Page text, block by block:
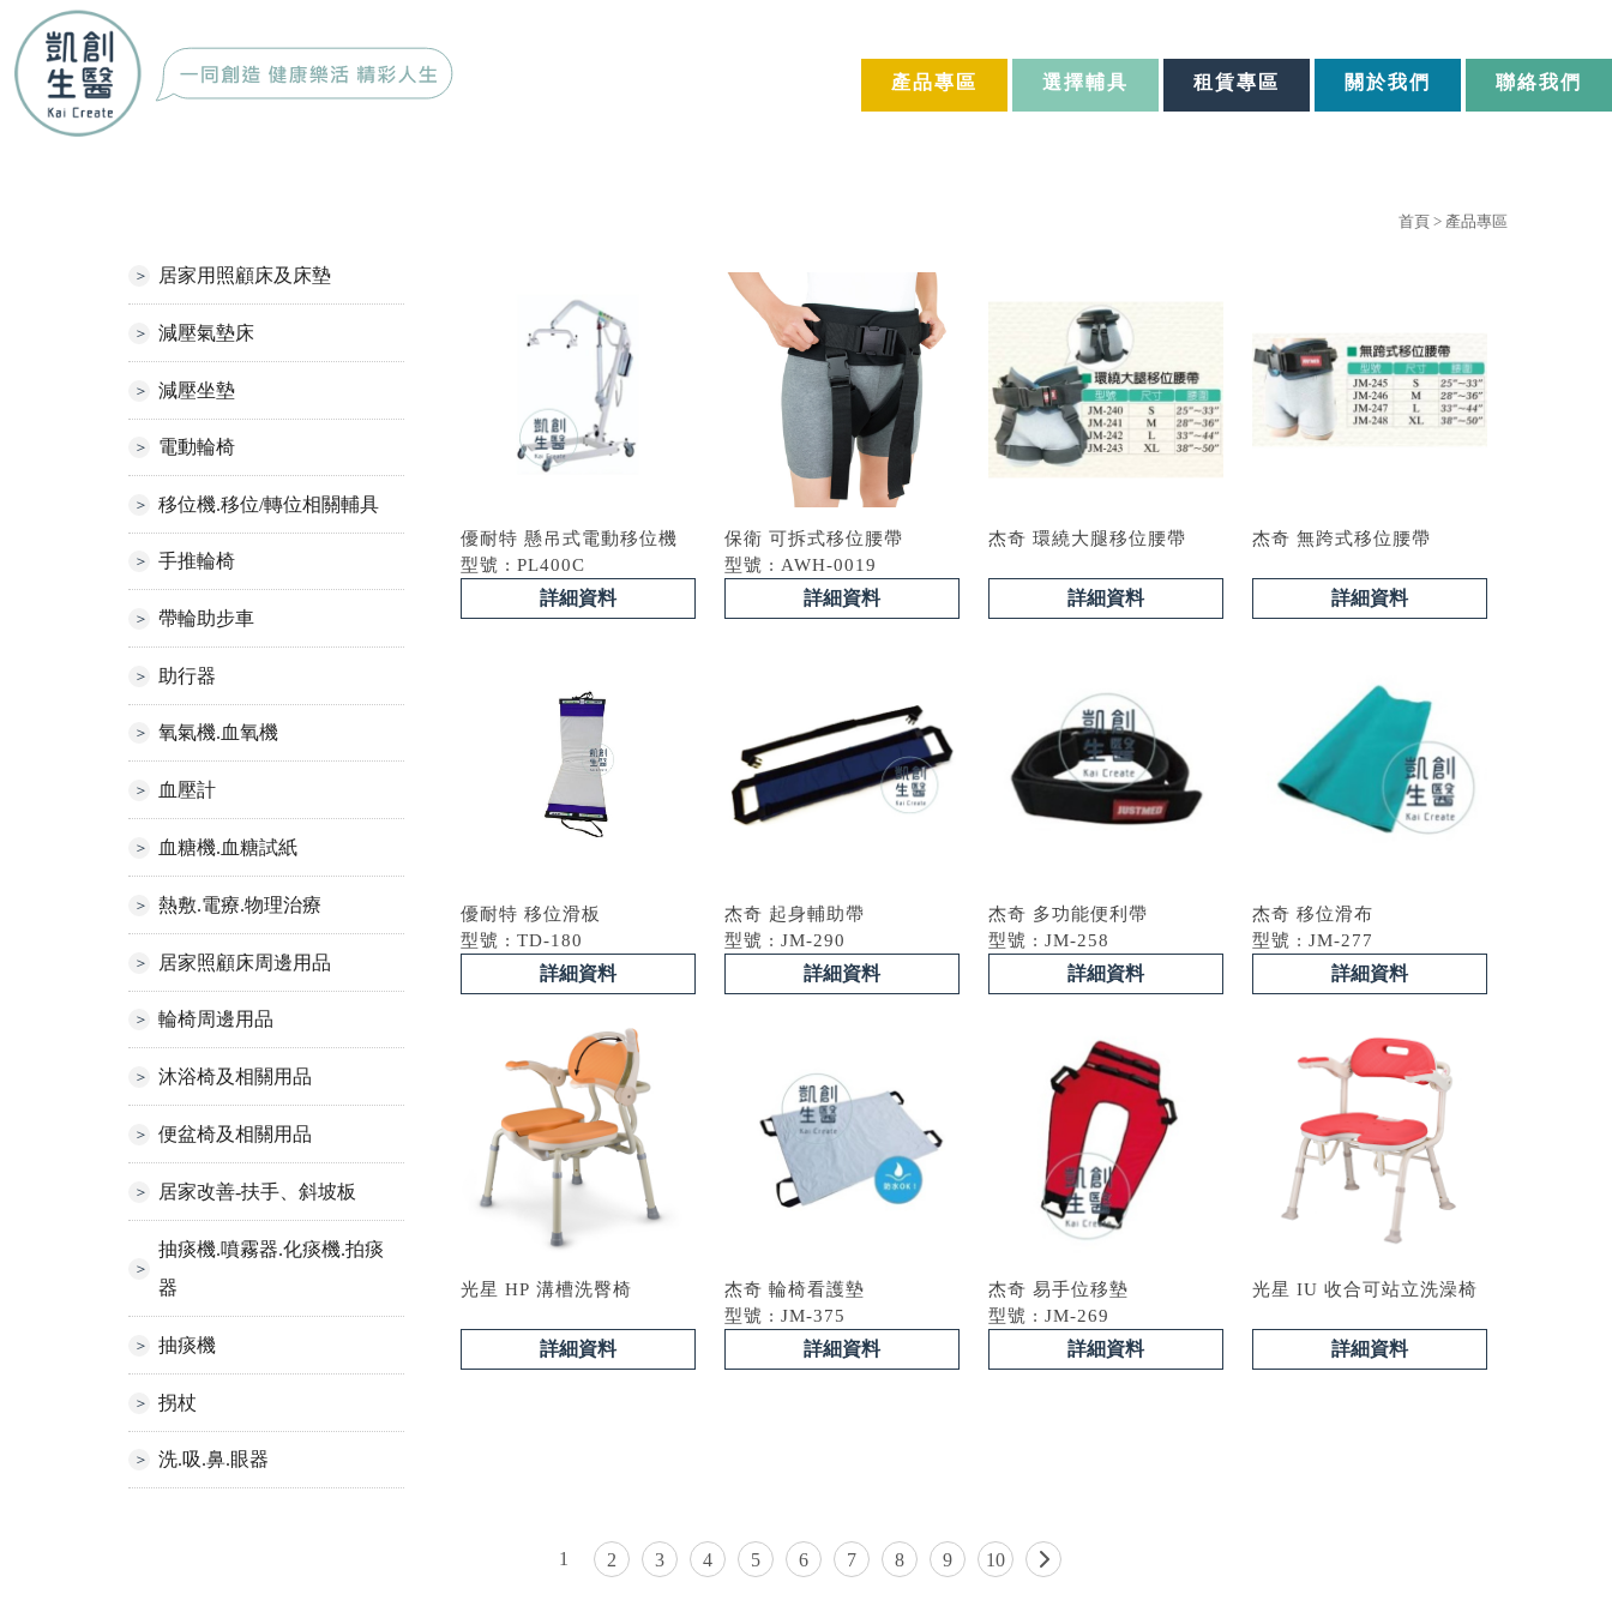
產品專區 選擇輔具 租賃專區 關於我們 聯絡我們
首頁> 產品專區
居家用照顧床及床墊
減壓氣墊床
減壓坐墊
電動輪椅
移位機.移位/轉位相關輔具
手推輪椅
帶輪助步車
助行器
氧氣機.血氧機
血壓計
血糖機.血糖試紙
熱敷.電療.物理治療
居家照顧床周邊用品
輪椅周邊用品
沐浴椅及相關用品
便盆椅及相關用品
居家改善-扶手、斜坡板
抽痰機.噴霧器.化痰機.拍痰
器
抽痰機
拐杖
洗.吸.鼻.眼器
優耐特 懸吊式電動移位機
型號 : PL400C
詳細資料
保衛 可拆式移位腰帶
型號 : AWH-0019
詳細資料
杰奇 環繞大腿移位腰帶
詳細資料
杰奇 無跨式移位腰帶
詳細資料
優耐特 移位滑板
型號 : TD-180
詳細資料
杰奇 起身輔助帶
型號 : JM-290
詳細資料
杰奇 多功能便利帶
型號 : JM-258
詳細資料
杰奇 移位滑布
型號 : JM-277
詳細資料
光星 HP 溝槽洗臀椅
詳細資料
杰奇 輪椅看護墊
型號 : JM-375
詳細資料
杰奇 易手位移墊
型號 : JM-269
詳細資料
光星 IU 收合可站立洗澡椅
詳細資料
1 2 3 4 5 6 7 8 9 10